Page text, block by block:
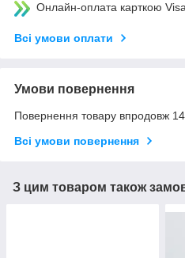
Онлайн-оплата карткою
Всі умови оплати
Умови повернення
Повернення товару впродовж 14
Всі умови повернення
З цим товаром також